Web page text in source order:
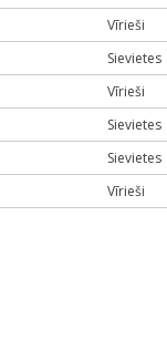
Vīrieši
Sievietes
Vīrieši
Sievietes
Sievietes
Vīrieši